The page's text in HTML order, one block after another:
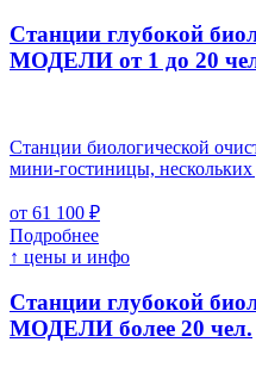
Станции глубокой
МОДЕЛИ от 1 до 20
Станции биологической
мини-гостиницы,
от 61 100 ₽
Подробнее
↑ цены и инфо
Станции глубокой
МОДЕЛИ более 20 чел.